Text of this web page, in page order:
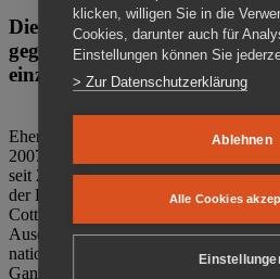
Die Gedenkstätte Zuchthaus
gegen das Vergessen.
einzigartig.
Ehemalige politische Häftlinge der
2007 den Verein
seit 2011 Eigentümer des ehemaligen
der Bautzener Straße und Träger der
Cottbus ist. Im Zentrum der Arbeit der
Auseinandersetzung mit politischem
nationalsozialistischen Terrorherrschaft
Ganzjährig zeigen mehrere Dauer-
klicken, willigen Sie in die
Cookies, darunter auch für
Einstellungen können Sie
> Zur Datenschutzerklärung
Ablehnen
Alle Cookies